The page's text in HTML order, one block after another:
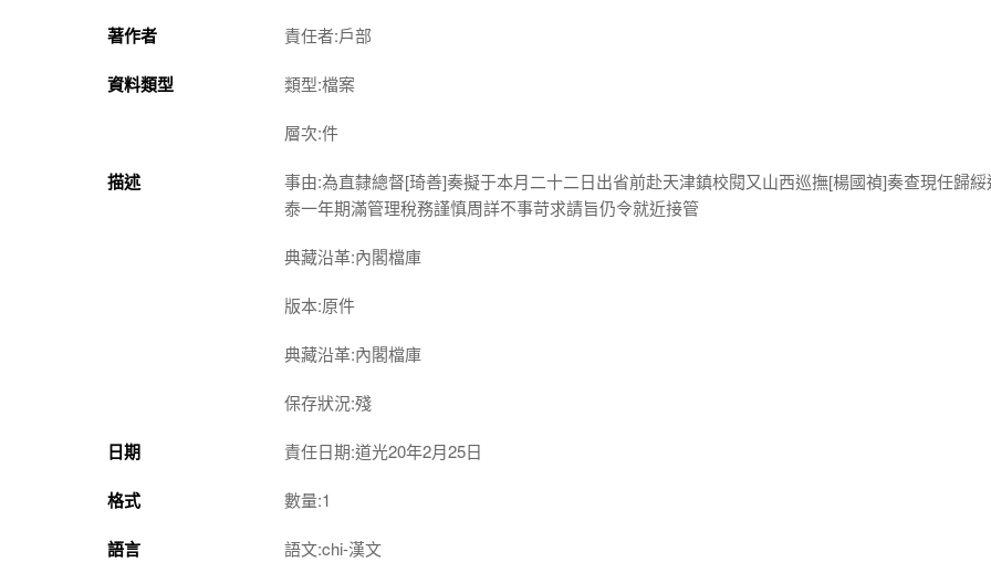
著作者 責任者:戶部
資料類型 類型:檔案
層次:件
描述
事由:為直隸總督[琦善]奏擬于本月二十二日出省前赴天津鎮校閱又山西巡撫[楊國禎]奏查現任歸綏
泰一年期滿管理稅務謹慎周詳不事苛求請旨仍令就近接管
典藏沿革:內閣檔庫
版本:原件
典藏沿革:內閣檔庫
保存狀況:殘
日期 責任日期:道光20年2月25日
格式 數量:1
語言 語文:chi-漢文